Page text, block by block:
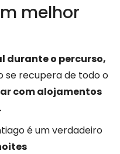
melhor
durante o percurso,
se recupera de todo o
com alojamentos
é um verdadeiro